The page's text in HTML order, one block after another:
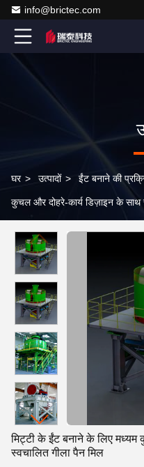
info@brictec.com
घर > उत्पादों > ईंट बनाने की
कुचल और दोहरे-कार्य डिज़ाइन के साथ
मिट्टी के ईंट बनाने के लिए
स्वचालित गीला पैन मिल